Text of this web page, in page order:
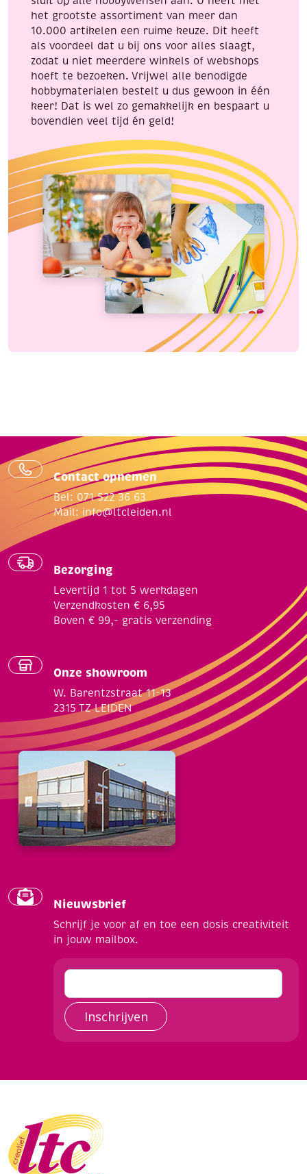
het grootste assortiment van meer dan
10.000 artikelen een ruime keuze. Dit heeft
als voordeel dat u bij ons voor alles slaagt,
zodat u niet meerdere winkels of webshops
hoeft te bezoeken. Vrijwel alle benodigde
hobbymaterialen bestelt u dus gewoon in één
keer! Dat is wel zo gemakkelijk en bespaart u
bovendien veel tijd én geld!
Contact opnemen
Bel: 071 522 36 63
Mail: info@ltcleiden.nl
Bezorging
Levertijd 1 tot 5 werkdagen
Verzendkosten € 6,95
Boven € 99,- gratis verzending
Onze showroom
W. Barentzstraat 11-13
2315 TZ LEIDEN
Nieuwsbrief
Schrijf je voor af en toe een dosis creativiteit
in jouw mailbox.
Inschrijven